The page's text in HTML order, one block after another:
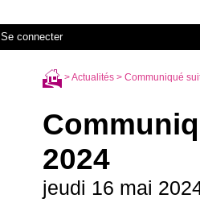
Se connecter
>Actualités> Communiqué
2024
jeudi 16 mai